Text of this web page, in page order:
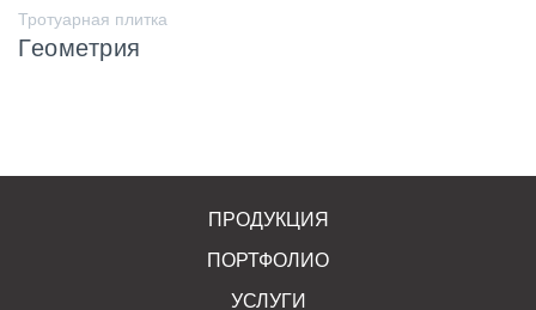
Тротуарная плитка
Геометрия
ПРОДУКЦИЯ
ПОРТФОЛИО
УСЛУГИ